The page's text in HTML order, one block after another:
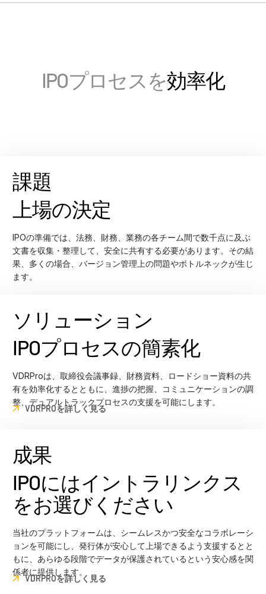
Français
Português
IPOプロセスを効率化
課題
上場の決定
IPOの準備では、法務、財務、業務の各チーム間で数千点に及ぶ
文書を収集・整理して、安全に共有する必要があります。その結
果、多くの場合、バージョン管理上の問題やボトルネックが生じ
ます。
ソリューション
IPOプロセスの簡素化
VDRProは、取締役会議事録、財務資料、ロードショー資料の共
有を効率化するとともに、進捗の把握、コミュニケーションの調
整、デュアルトラックプロセスの支援を可能にします。
VDRPROを詳しく見る
成果
IPOにはイントラリンクス
をお選びください
当社のプラットフォームは、シームレスかつ安全なコラボレーシ
ョンを可能にし、発行体が安心して上場できるよう支援するとと
もに、あらゆる段階でデータが保護されているという安心感を関
係者に提供します。
VDRPROを詳しく見る